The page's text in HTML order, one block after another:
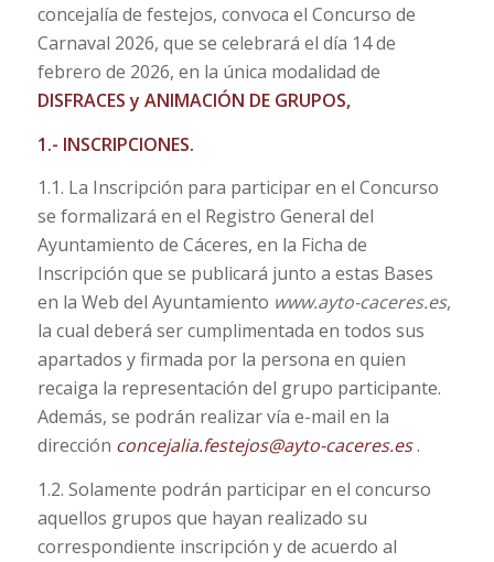
concejalía de festejos, convoca el Concurso de
Carnaval 2026, que se celebrará el día 14 de
febrero de 2026, en la única modalidad de
DISFRACES y ANIMACIÓN DE GRUPOS,
1.- INSCRIPCIONES.
1.1. La Inscripción para participar en el Concurso
se formalizará en el Registro General del
Ayuntamiento de Cáceres, en la Ficha de
Inscripción que se publicará junto a estas Bases
en la Web del Ayuntamiento www.ayto-caceres.es,
la cual deberá ser cumplimentada en todos sus
apartados y firmada por la persona en quien
recaiga la representación del grupo participante.
Además, se podrán realizar vía e-mail en la
dirección concejalia.festejos@ayto-caceres.es.
1.2. Solamente podrán participar en el concurso
aquellos grupos que hayan realizado su
correspondiente inscripción y de acuerdo al